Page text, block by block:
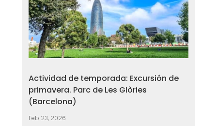
Actividad de temporada: Excursión de
primavera. Parc de Les Glòries
(Barcelona)
Feb 23, 2026